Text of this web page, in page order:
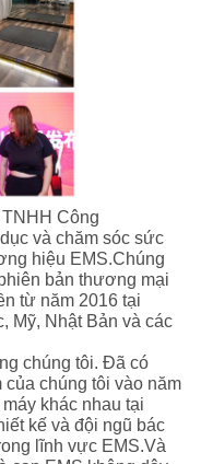
Công
và chăm sóc sức
hiệu EMS.Chúng
bản thương mại
từ năm 2016 tại
Mỹ, Nhật Bản và các
chúng tôi. Đã có
chúng tôi vào năm
khác nhau tại
kế và đội ngũ bác
lĩnh vực EMS.Và